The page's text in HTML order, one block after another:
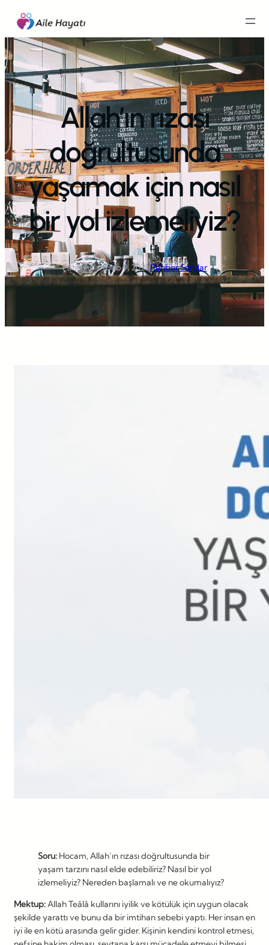
İçeriğe
geç
Allah’ın rızası
doğrultusunda
yaşamak için nasıl
bir yol izlemeliyiz?
Fatih Aslan·Şub 9, 2021·Rehber Sorular
Soru: Hocam, Allah’ın rızası doğrultusunda bir
yaşam tarzını nasıl elde edebiliriz? Nasıl bir yol
izlemeliyiz? Nereden başlamalı ve ne okumalıyız?
Mektup:Allah Teâlâ kullarını iyilik ve kötülük için uygun olacak
şekilde yarattı ve bunu da bir imtihan sebebi yaptı. Her insan en
iyi ile en kötü arasında gelir gider. Kişinin kendini kontrol etmesi,